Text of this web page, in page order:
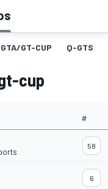
GT-CUP Q-GTS
cup
#
58
6